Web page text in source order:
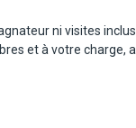
ni visites
et à votre
historique et
et ses vues